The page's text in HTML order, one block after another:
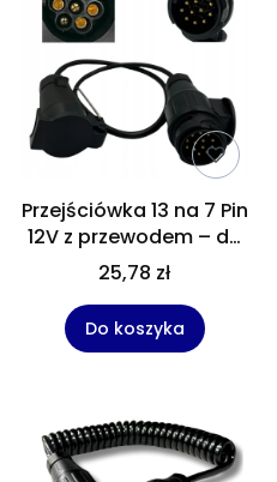
Przejściówka 13 na 7 Pin
12V z przewodem – do
przyczep i lawet
25,78 zł
Do koszyka